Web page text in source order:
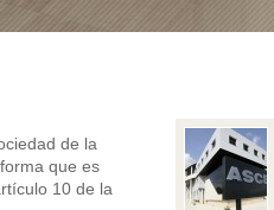
de la
que es
10 de la